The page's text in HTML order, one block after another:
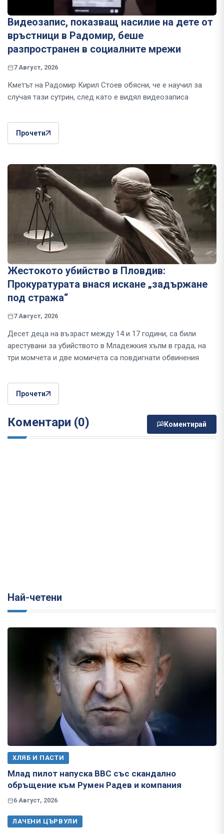
Видеозапис, показващ насилие на дете от
връстници в Радомир, беше
разпространен в социалните мрежи
7 Август, 2026
Кметът на Радомир Кирил Стоев обясни, че е научил за
случая тази сутрин, след като е видял видеозаписа
Прочети
Жестокото убийство в Пловдив:
Прокуратурата внася искане „задържане
под стража“
7 Август, 2026
Десет деца на възраст между 14 и 17 години, са били
арестувани за убийството в Младежкия хълм в града, на
три момчета и две момичета са повдигнати обвинения
Прочети
Коментари (0) Коментирай
Най-четени
ХЛЯБ И ПАСТИ
Млад пилот напуска ВВС със скандално
обръщение към Румен Радев и компания
6 Август, 2026
ЛАЧЕНИ ЦЪРВУЛИ